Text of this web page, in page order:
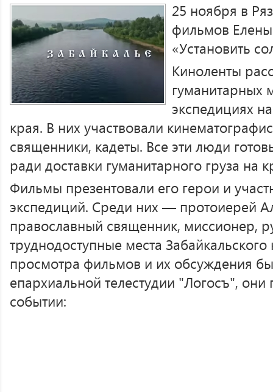
25 ноября в
фильмов
«Установить
Киноленты
гуманитарных
экспедициях
края. В них участвовали
священники, кадеты. Все эти люди
ради доставки гуманитарного груза на
Фильмы презентовали его герои и
экспедиций. Среди них — протоиерей
православный священник, миссионер,
труднодоступные места
просмотра фильмов и их обсуждения
епархиальной телестудии "Логосъ",
событии: